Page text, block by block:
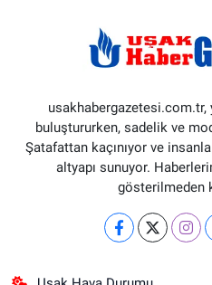
usakhabergazetesi.com.tr,
buluştururken, sadelik ve
Şatafattan kaçınıyor ve
altyapı sunuyor.
gösterilmeden